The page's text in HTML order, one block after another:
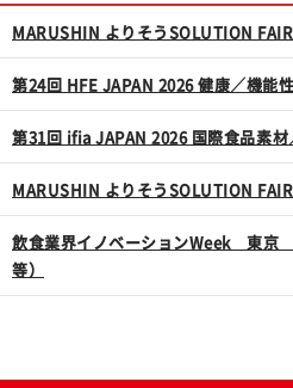
MARUSHIN よりそうSOLUTION
第24回 HFE JAPAN 2026 健康／機能
第31回 ifia JAPAN 2026 国際食品素
MARUSHIN よりそうSOLUTION
飲食業界イノベーションWeek 東京
等）